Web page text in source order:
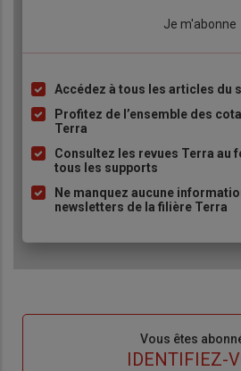
Je m'abonne
Liste
à
puce
Accédez à tous les articles du
Profitez de l’ensemble des
Terra
Consultez les revues Terra au
tous les supports
Ne manquez aucune
newsletters de la filière Terra
Vous êtes
IDENTIFIEZ-